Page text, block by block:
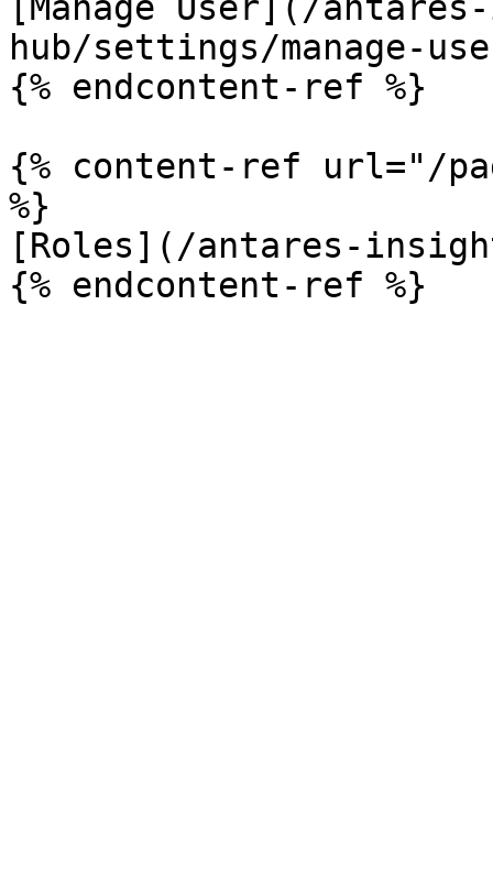
hub/settings/manage-
{% endcontent-ref %}
{% content-ref url="/
%}
[Roles](/antares-